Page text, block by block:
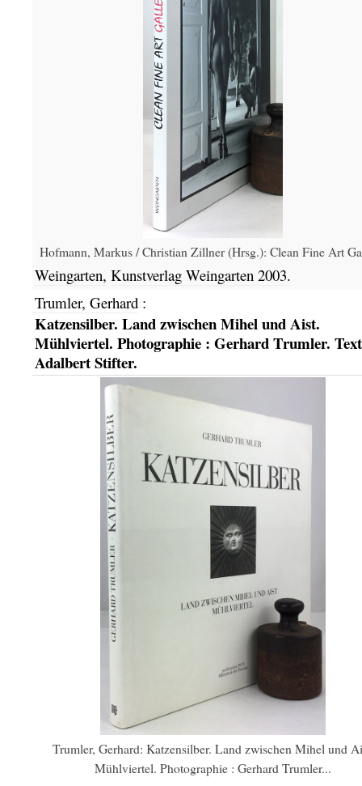
Hofmann, Markus / Christian Zillner (Hrsg.): Clean Fine Art
Weingarten, Kunstverlag Weingarten 2003.
Trumler, Gerhard:
Katzensilber. Land zwischen Mihel und Aist.
Mühlviertel. Photographie : Gerhard Trumler.
Adalbert Stifter.
Trumler, Gerhard: Katzensilber. Land zwischen Mihel und
Mühlviertel. Photographie : Gerhard Trumler...